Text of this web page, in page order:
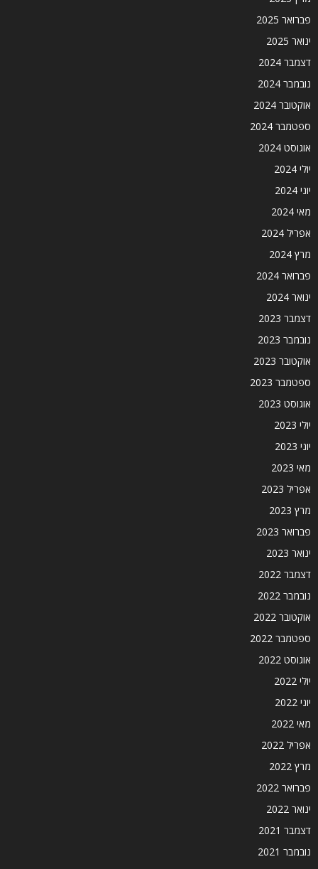
פברואר 2025
ינואר 2025
דצמבר 2024
נובמבר 2024
אוקטובר 2024
ספטמבר 2024
אוגוסט 2024
יולי 2024
יוני 2024
מאי 2024
אפריל 2024
מרץ 2024
פברואר 2024
ינואר 2024
דצמבר 2023
נובמבר 2023
אוקטובר 2023
ספטמבר 2023
אוגוסט 2023
יולי 2023
יוני 2023
מאי 2023
אפריל 2023
מרץ 2023
פברואר 2023
ינואר 2023
דצמבר 2022
נובמבר 2022
אוקטובר 2022
ספטמבר 2022
אוגוסט 2022
יולי 2022
יוני 2022
מאי 2022
אפריל 2022
מרץ 2022
פברואר 2022
ינואר 2022
דצמבר 2021
נובמבר 2021